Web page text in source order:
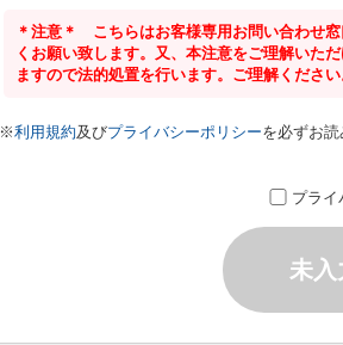
＊注意＊ こちらはお客様専用お問い合わせ
くお願い致します。又、本注意をご理解いた
ますので法的処置を行います。ご理解ください
※利用規約及びプライバシーポリシーを必ずお
プライ
未